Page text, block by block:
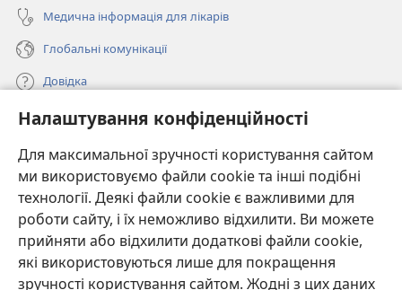
Налаштування конфіденційності
Для максимальної зручності користування сайтом
ми використовуємо файли cookie та інші подібні
технології. Деякі файли cookie є важливими для
роботи сайту, і їх неможливо відхилити. Ви можете
прийняти або відхилити додаткові файли cookie,
які використовуються лише для покращення
зручності користування сайтом. Жодні з цих даних
Медична інформація для лікарів
Глобальні комунікації
Довідка
Пожертви
(відкривається
у
новому
вікні)
ОНЛАЙН-БІБЛІОТЕКА Товариства «Вартова башта»™
(відкривається
у
новому
вікні)
JW Hub ®
(відкривається
у
новомуJW Library